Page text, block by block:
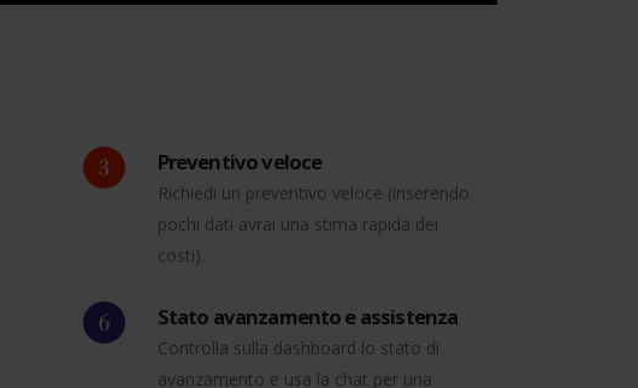
Preventivo veloce
Richiedi un preventivo veloce (inserendo
pochi dati avrai una stima rapida dei
costi).
Stato avanzamento e assistenza
Controlla sulla dashboard lo stato di
avanzamento e usa la chat per una